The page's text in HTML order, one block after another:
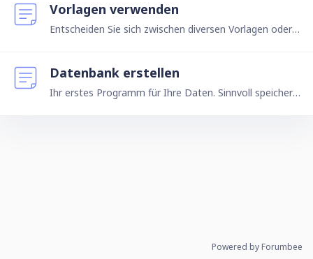
Vorlagen verwenden
Entscheiden Sie sich zwischen diversen Vorlagen oder gestalten Sie Ihre eigene Datenbank. Ninox bietet eine Vielzahl von Vorlagen, die Sie nach Bedarf verwenden können, z.B.…
Datenbank erstellen
Ihr erstes Programm für Ihre Daten. Sinnvoll speichern und verknüpfen ... und alles jederzeit und schnell wiederfinden. So geht's Gehen Sie zur Startseite von Ninox und klicken Sie auf den Button…
Powered by Forumbee